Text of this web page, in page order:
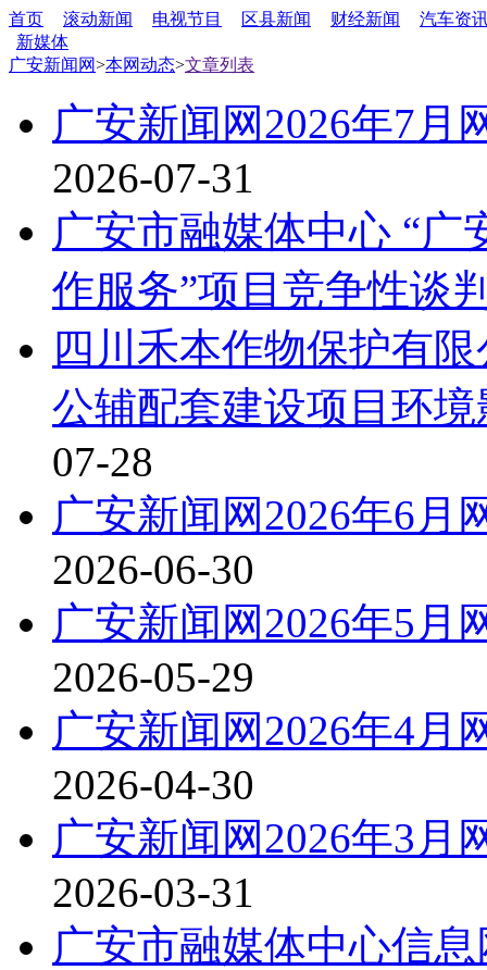
首页 滚动新闻 电视节目 区县新闻 财经新闻
汽车资
新媒体
广安新闻网>本网动态>文章列表
广安新闻网2026年7月
2026-07-31
广安市融媒体中心 “
作服务”项目竞争性谈
四川禾本作物保护有
公辅配套建设项目环
07-28
广安新闻网2026年6月
2026-06-30
广安新闻网2026年5月
2026-05-29
广安新闻网2026年4月
2026-04-30
广安新闻网2026年3月
2026-03-31
广安市融媒体中心信